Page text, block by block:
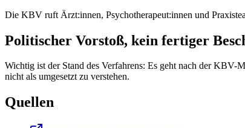
Die KBV ruft Ärzt:innen, Psychotherapeut:innen und
Politischer Vorstoß, kein fertiger
Wichtig ist der Stand des Verfahrens: Es geht nach der KBV-
nicht als umgesetzt zu verstehen.
Quellen